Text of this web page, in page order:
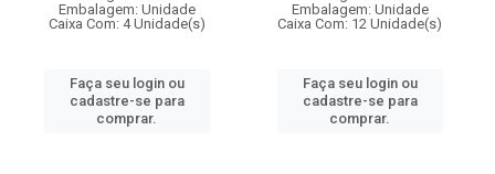
Embalagem: Unidade
Caixa Com: 4 Unidade(s)
Faça seu login ou
cadastre-se para
comprar.
Embalagem: Unidade
Caixa Com: 12 Unidade(s)
Faça seu login ou
cadastre-se para
comprar.